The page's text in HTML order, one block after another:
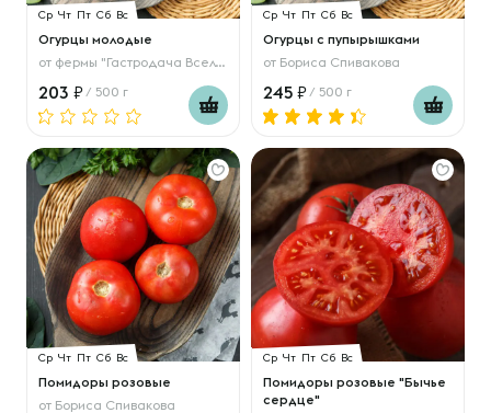
Ср Чт Пт Сб Вс
Огурцы молодые
от фермы "Гастродача Вселуг"
203 / 500 г
Ср Чт Пт Сб Вс
Огурцы с пупырышками
от Бориса Спивакова
245 / 500 г
Ср Чт Пт Сб Вс
Помидоры розовые
от Бориса Спивакова
Ср Чт Пт Сб Вс
Помидоры розовые "Бычье
сердце"